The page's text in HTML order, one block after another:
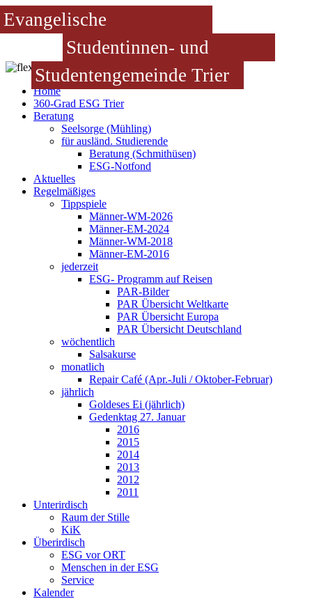
Evangelische
Studentinnen- und
Studentengemeinde Trier
Home
360-Grad ESG Trier
Beratung
Seelsorge (Mühling)
für ausländ. Studierende
Beratung (Schmithüsen)
ESG-Notfond
Aktuelles
Regelmäßiges
Tippspiele
Männer-WM-2026
Männer-EM-2024
Männer-WM-2018
Männer-EM-2016
jederzeit
ESG- Programm auf Reisen
PAR-Bilder
PAR Übersicht Weltkarte
PAR Übersicht Europa
PAR Übersicht Deutschland
wöchentlich
Salsakurse
monatlich
Repair Café (Apr.-Juli / Oktober-Februar)
jährlich
Goldeses Ei (jährlich)
Gedenktag 27. Januar
2016
2015
2014
2013
2012
2011
Unterirdisch
Raum der Stille
KiK
Überirdisch
ESG vor ORT
Menschen in der ESG
Service
Kalender